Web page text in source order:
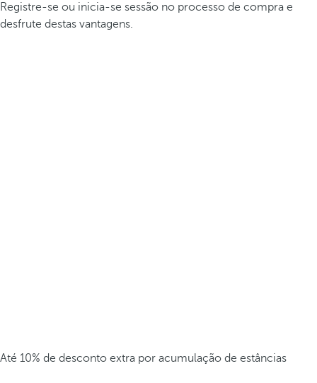
Registre-se ou inicia-se sessão no processo de compra e
desfrute destas vantagens.
Até 10% de desconto extra por acumulação de estâncias